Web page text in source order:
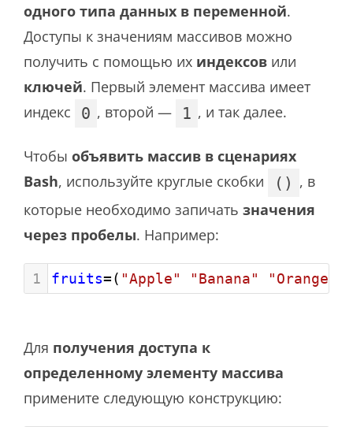
одного типа данных в переменной.
Доступы к значениям массивов можно
получить с помощью их индексов или
ключей. Первый элемент массива имеет
индекс
0 , второй — 1 , и так далее.
Чтобы объявить массив в сценариях
Bash, используйте круглые скобки () , в
которые необходимо запичать значения
через пробелы. Например:
1 fruits=( "Apple" "Banana" "Orange"
Для получения доступа к
определенному элементу массива
примените следующую конструкцию: